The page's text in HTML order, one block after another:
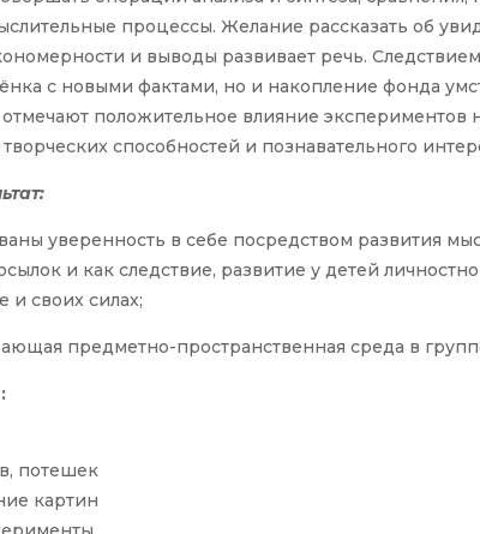
процессы. Желание рассказать об
и выводы развивает речь. Следствием
с новыми фактами, но и накопление фонда
положительное влияние экспериментов
способностей и познавательного
уверенность в себе посредством развития
и как следствие, развитие у детей
и своих силах;
предметно-пространственная среда в
потешек
картин